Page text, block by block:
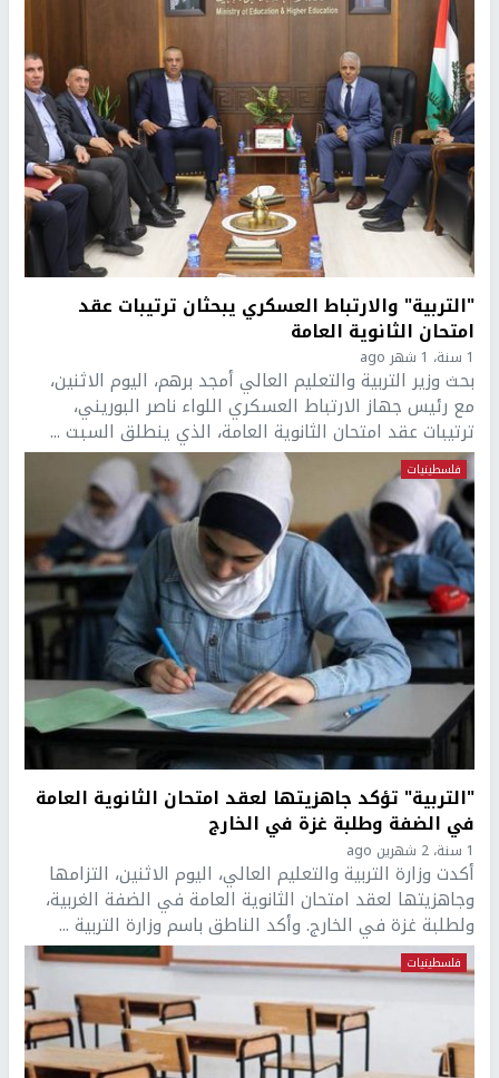
"التربية" والارتباط العسكري يبحثان ترتيبات عقد
امتحان الثانوية العامة
1 سنة، 1 شهر ago
بحث وزير التربية والتعليم العالي أمجد برهم، اليوم الاثنين،
مع رئيس جهاز الارتباط العسكري اللواء ناصر البوريني،
ترتيبات عقد امتحان الثانوية العامة، الذي ينطلق السبت ...
فلسطينيات
"التربية" تؤكد جاهزيتها لعقد امتحان الثانوية العامة
في الضفة وطلبة غزة في الخارج
1 سنة، 2 شهرين ago
أكدت وزارة التربية والتعليم العالي، اليوم الاثنين، التزامها
وجاهزيتها لعقد امتحان الثانوية العامة في الضفة الغربية،
ولطلبة غزة في الخارج. وأكد الناطق باسم وزارة التربية ...
فلسطينيات